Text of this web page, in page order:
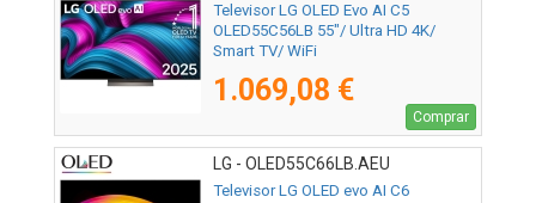
Televisor LG OLED Evo AI C5
OLED55C56LB 55"/ Ultra HD 4K/
Smart TV/ WiFi
1.069,08 €
Comprar
LG - OLED55C66LB.AEU
Televisor LG OLED evo AI C6